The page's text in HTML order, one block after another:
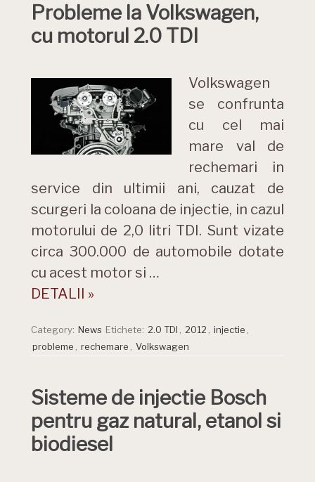
Probleme la Volkswagen,
cu motorul 2.0 TDI
Volkswagen
se confrunta
cu cel mai
mare val de
rechemari in
service din ultimii ani, cauzat de
scurgeri la coloana de injectie, in cazul
motorului de 2,0 litri TDI. Sunt vizate
circa 300.000 de automobile dotate
cu acest motor si …
DETALII »
Category: News Etichete: 2.0 TDI 2012 injectie
probleme
rechemare Volkswagen
Sisteme de injectie Bosch
pentru gaz natural, etanol si
biodiesel